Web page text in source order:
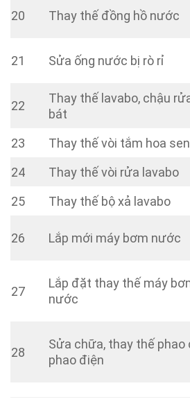
20 Thay thế đồng hồ nước
21 Sửa ống nước bị rò rỉ
22
Thay thế lavabo, chậu
bát
23 Thay thế vòi tắm hoa sen
24
Thay thế vòi rửa lavabo
25
Thay thế bộ xả lavabo
26 Lắp mới máy bơm nước
27
Lắp đặt thay thế máy
nước
28
Sửa chữa, thay thế phao
phao điện